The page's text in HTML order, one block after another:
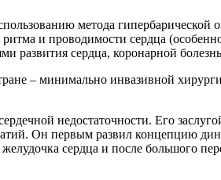
метода гипербарической
и проводимости сердца
развития сердца, коронарной
– минимально инвазивной
недостаточности. Его
Он первым развил концепцию
сердца и после большого